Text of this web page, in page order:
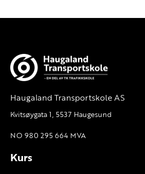
Haugaland Transportskole AS
Kvitsøygata 1, 5537 Haugesund
NO 980 295 664 MVA
Kurs